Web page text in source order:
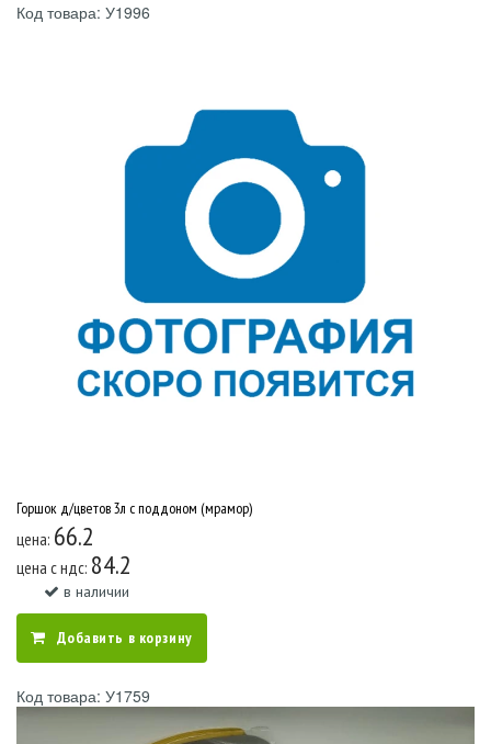
Код товара: У1996
Горшок д/цветов 3л с поддоном (мрамор)
цена: 66.2
цена c ндс: 84.2
в наличии
Добавить в корзину
Код товара: У1759